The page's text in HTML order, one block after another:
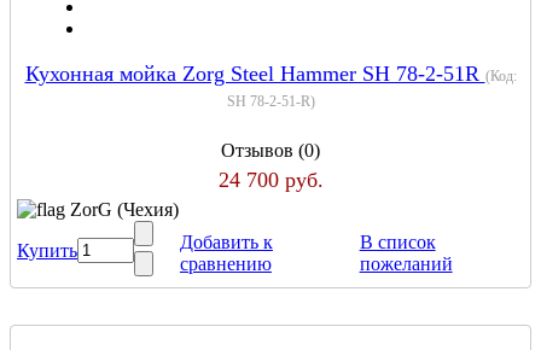
Кухонная мойка Zorg Steel Hammer SH 78-2-51R (Код:
SH 78-2-51-R)
Отзывов (0)
24 700 руб.
ZorG (Чехия)
Купить
Добавить к
сравнению
В список
пожеланий